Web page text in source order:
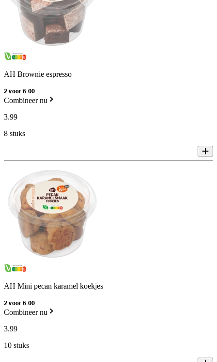
AH Brownie espresso
2 voor 6.00
Combineer nu
3.99
8 stuks
AH Mini pecan karamel koekjes
2 voor 6.00
Combineer nu
3.99
10 stuks